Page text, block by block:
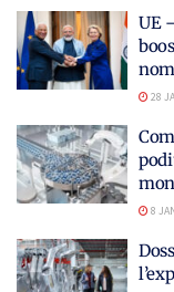
UE
28
8